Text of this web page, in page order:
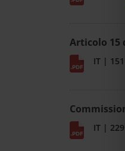
Articolo 15
IT |
IT |